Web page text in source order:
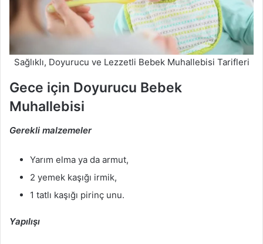
Sağlıklı, Doyurucu ve Lezzetli Bebek Muhallebisi Tarifleri
Gece için Doyurucu Bebek
Muhallebisi
Gerekli malzemeler
Yarım elma ya da armut,
2 yemek kaşığı irmik,
1 tatlı kaşığı pirinç unu.
Yapılışı